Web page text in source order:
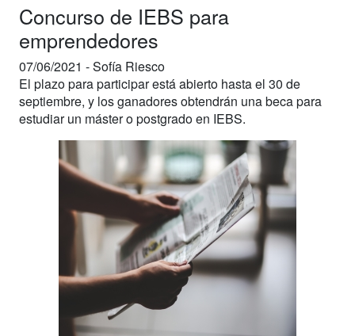
Concurso de IEBS para
emprendedores
07/06/2021 -Sofía Riesco
El plazo para participar está abierto hasta el 30 de
septiembre, y los ganadores obtendrán una beca para
estudiar un máster o postgrado en IEBS.